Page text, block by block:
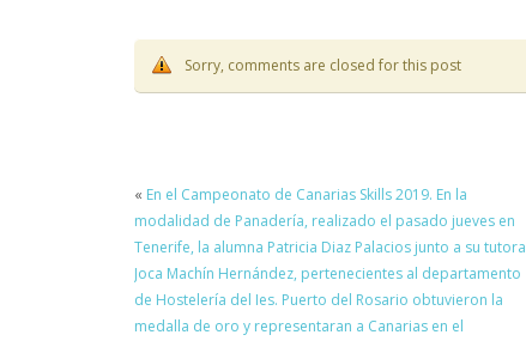
Sorry, comments are closed for this post
« En el Campeonato de Canarias Skills 2019. En la
modalidad de Panadería, realizado el pasado jueves en
Tenerife, la alumna Patricia Diaz Palacios junto a su tutora
Joca Machín Hernández, pertenecientes al departamento
de Hostelería del Ies. Puerto del Rosario obtuvieron la
medalla de oro y representaran a Canarias en el